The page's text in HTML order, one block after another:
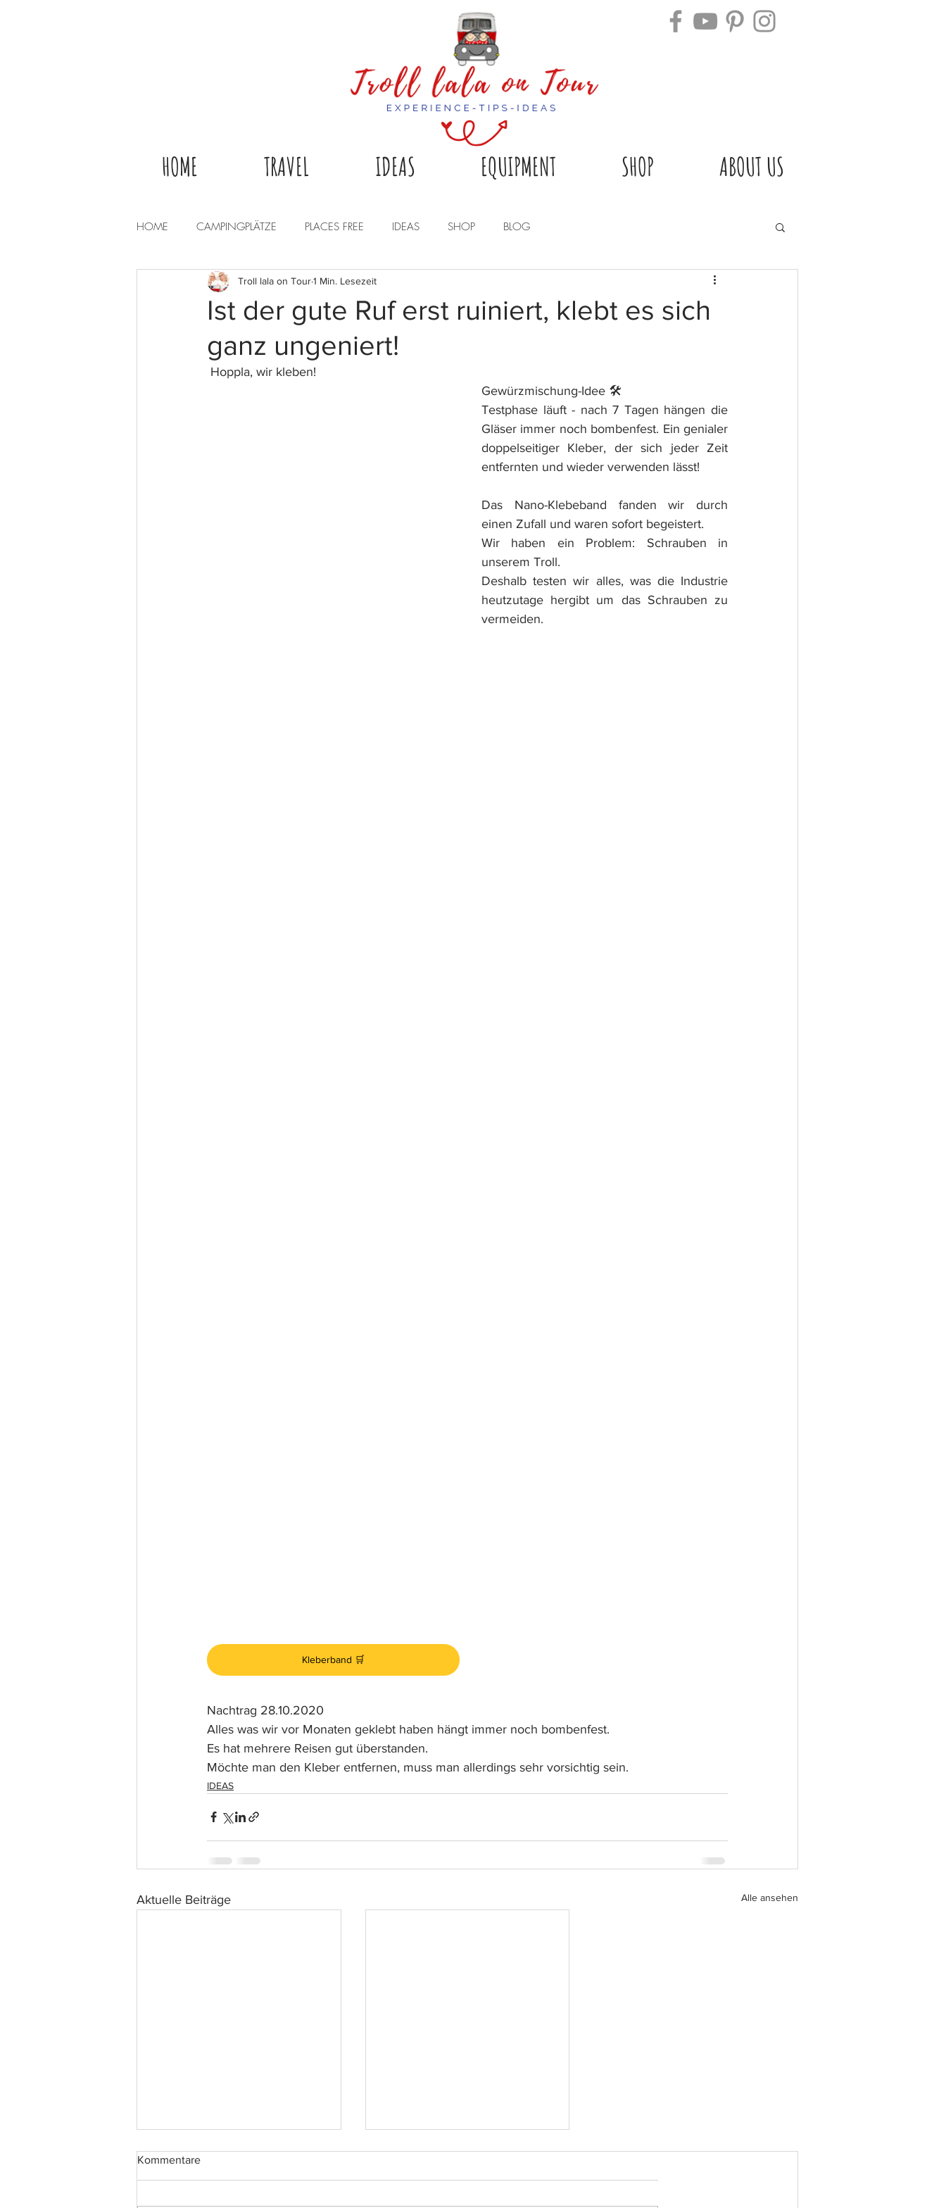
HOME TRAVEL IDEAS EQUIPMENT SHOP ABOUT US
HOME CAMPINGPLÄTZE PLACES FREE IDEAS SHOP BLOG
Ist der gute Ruf erst ruiniert, klebt es sich
ganz ungeniert!
Troll lala on Tour1 Min. Lesezeit
Hoppla, wir kleben!
Gewürzmischung-Idee 🛠
Testphase läuft - nach 7 Tagen hängen die
Gläser immer noch bombenfest. Ein genialer
doppelseitiger Kleber, der sich jeder Zeit
entfernten und wieder verwenden lässt!
Das Nano-Klebeband fanden wir durch
einen Zufall und waren sofort begeistert.
Wir haben ein Problem: Schrauben in
unserem Troll.
Deshalb testen wir alles, was die Industrie
heutzutage hergibt um das Schrauben zu
vermeiden.
Kleberband 🛒
Nachtrag 28.10.2020
Alles was wir vor Monaten geklebt haben hängt immer noch bombenfest.
Es hat mehrere Reisen gut überstanden.
Möchte man den Kleber entfernen, muss man allerdings sehr vorsichtig sein.
IDEAS
Aktuelle Beiträge Alle ansehen
Kommentare